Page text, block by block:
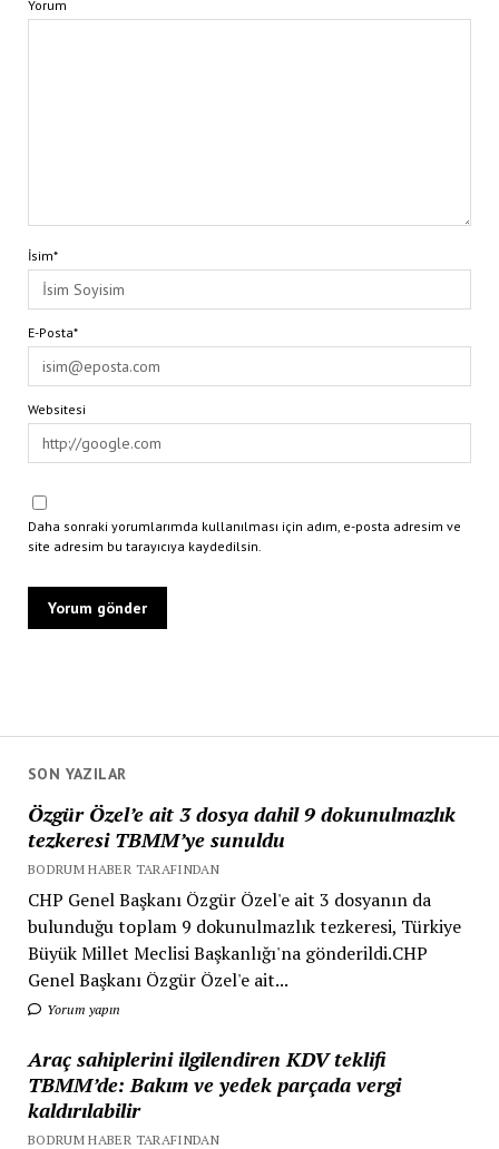
SON YAZILAR
Özgür Özel’e ait 3 dosya dahil 9 dokunulmazlık
tezkeresi TBMM’ye sunuldu
BODRUM HABER TARAFINDAN
CHP Genel Başkanı Özgür Özel'e ait 3 dosyanın da
bulunduğu toplam 9 dokunulmazlık tezkeresi, Türkiye
Büyük Millet Meclisi Başkanlığı'na gönderildi.CHP
Genel Başkanı Özgür Özel'e ait...
Yorum yapın
Araç sahiplerini ilgilendiren KDV teklifi
TBMM’de: Bakım ve yedek parçada vergi
kaldırılabilir
BODRUM HABER TARAFINDAN
Yorum
İsim*
E-Posta*
Websitesi
Daha sonraki yorumlarımda kullanılması için adım, e-posta adresim ve
site adresim bu tarayıcıya kaydedilsin.